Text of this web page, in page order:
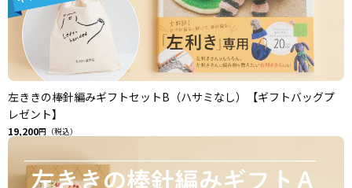
左ききの棒針編みギフトセットB（ハサミなし）【ギフトバッグプ
レゼント】
19,200円（税込）